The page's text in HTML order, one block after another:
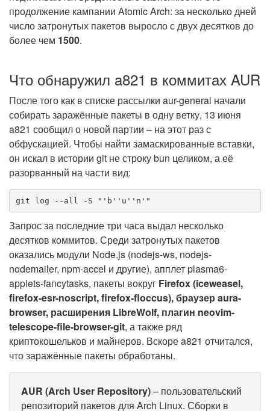
продолжение кампании Atomic Arch: за несколько дней
число затронутых пакетов выросло с двух десятков до
более чем 1500.
Что обнаружил a821 в коммитах AUR
После того как в списке рассылки aur-general начали
собирать заражённые пакеты в одну ветку, 13 июня
a821 сообщил о новой партии – на этот раз с
обфускацией. Чтобы найти замаскированные вставки,
он искал в истории git не строку bun целиком, а её
разорванный на части вид:
git log --all -S "'b''u''n'"
Запрос за последние три часа выдал несколько
десятков коммитов. Среди затронутых пакетов
оказались модули Node.js (nodejs-ws, nodejs-
nodemailer, npm-accel и другие), апплет plasma6-
applets-fancytasks, пакеты вокруг Firefox (iceweasel,
firefox-esr-noscript, firefox-floccus), браузер aura-
browser, расширения LibreWolf, плагин neovim-
telescope-file-browser-git, а также ряд
криптокошельков и майнеров. Вскоре a821 отчитался,
что заражённые пакеты обработаны.
AUR (Arch User Repository)– пользовательский
репозиторий пакетов для Arch Linux. Сборки в